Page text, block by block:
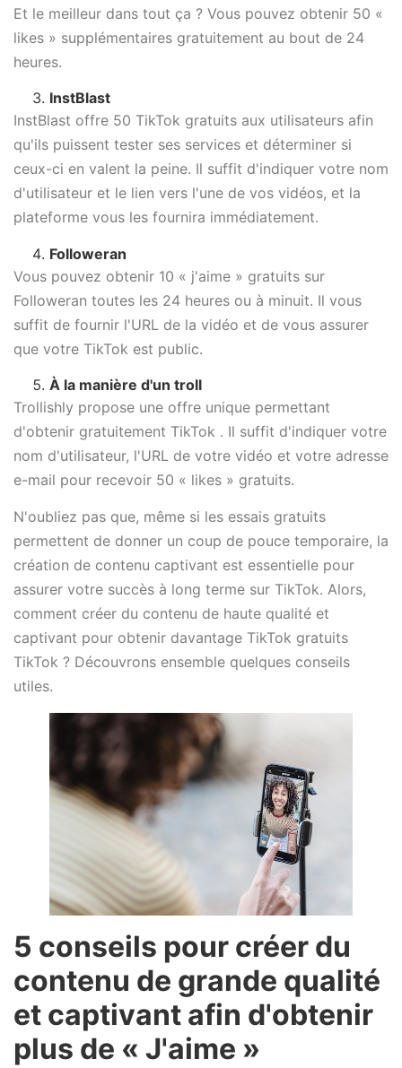
Et le meilleur dans tout ça ? Vous pouvez obtenir 50 «
likes » supplémentaires gratuitement au bout de 24
heures.
InstBlast
InstBlast offre 50 TikTok gratuits aux utilisateurs afin
qu'ils puissent tester ses services et déterminer si
ceux-ci en valent la peine. Il suffit d'indiquer votre nom
d'utilisateur et le lien vers l'une de vos vidéos, et la
plateforme vous les fournira immédiatement.
Followeran
Vous pouvez obtenir 10 « j'aime » gratuits sur
Followeran toutes les 24 heures ou à minuit. Il vous
suffit de fournir l'URL de la vidéo et de vous assurer
que votre TikTok est public.
À la manière d'un troll
Trollishly propose une offre unique permettant
d'obtenir gratuitement TikTok . Il suffit d'indiquer votre
nom d'utilisateur, l'URL de votre vidéo et votre adresse
e-mail pour recevoir 50 « likes » gratuits.
N'oubliez pas que, même si les essais gratuits
permettent de donner un coup de pouce temporaire, la
création de contenu captivant est essentielle pour
assurer votre succès à long terme sur TikTok. Alors,
comment créer du contenu de haute qualité et
captivant pour obtenir davantage TikTok gratuits
TikTok ? Découvrons ensemble quelques conseils
utiles.
5 conseils pour créer du
contenu de grande qualité
et captivant afin d'obtenir
plus de « J'aime »